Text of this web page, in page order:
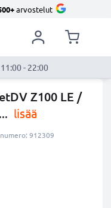
arvostelut
- 22:00
Z100 LE /
... lisää
912309